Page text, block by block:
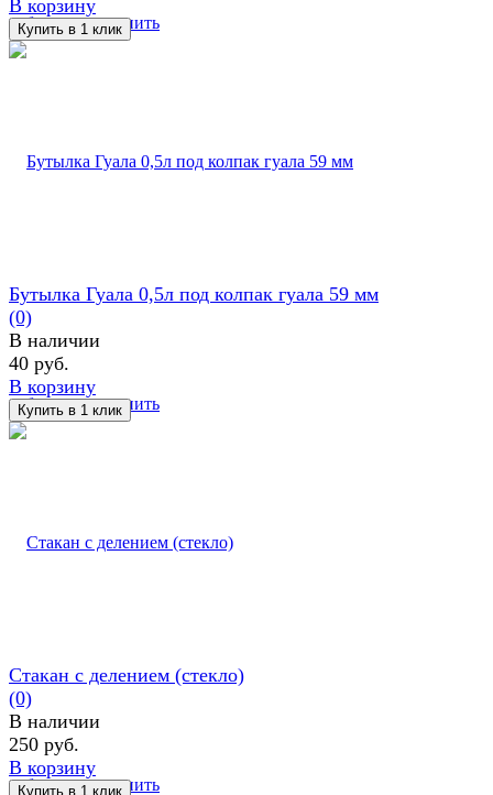
избранное сравнить
В корзину
избранное сравнить
Бутылка Гуала 0,5л под колпак гуала 59 мм
(0)
В наличии
40 руб.
В корзину
избранное сравнить
Стакан с делением (стекло)
(0)
В наличии
250 руб.
В корзину